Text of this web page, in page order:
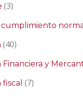
(3)
cumplimiento
(40)
Financiera y
(7)